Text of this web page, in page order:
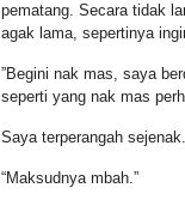
pematang. Secara tidak
agak lama, sepertinya
”Begini nak mas, saya
seperti yang nak mas
Saya terperangah sejenak.
“Maksudnya mbah.”